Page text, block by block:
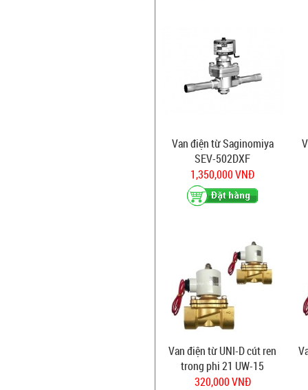
Van điện từ Saginomiya
SEV-502DXF
1,350,000 VNĐ
Van điện từ UNI-D cút ren
trong phi 21 UW-15
320,000 VNĐ